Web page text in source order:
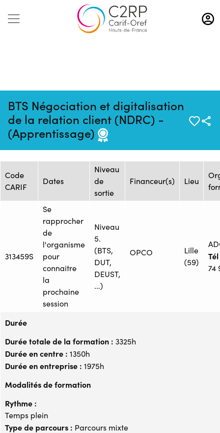
Aller
au
contenu
BTS Négociation et digitalisation
de la relation client (NDRC) -
(Apprentissage)
Mise à jour :
22/01/2025
Formation :
2460473F
Source : ADONIS-ROSE
CARMIN-IESCA
Session de formation
Code
CARIF
Dates
Niveau
de
sortie
Financeur(s) Lieu
313459S
Se
rapprocher
de
l'organisme
pour
connaitre
la
prochaine
session
Niveau
5.
(BTS,
DUT,
DEUST,
...)
OPCO
Lille
(59)
74
Durée
Durée totale de la formation : 3325h
Durée en centre : 1350h
Durée en entreprise : 1975h
Modalités de formation
Rythme :
Temps plein
Type de parcours : Parcours mixte